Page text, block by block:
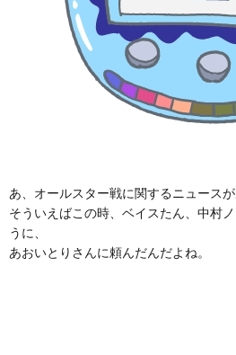
あ、オールスター戦に関するニュースが
そういえばこの時、ベイスたん、中村
うに、
あおいとりさんに頼んだんだよね。